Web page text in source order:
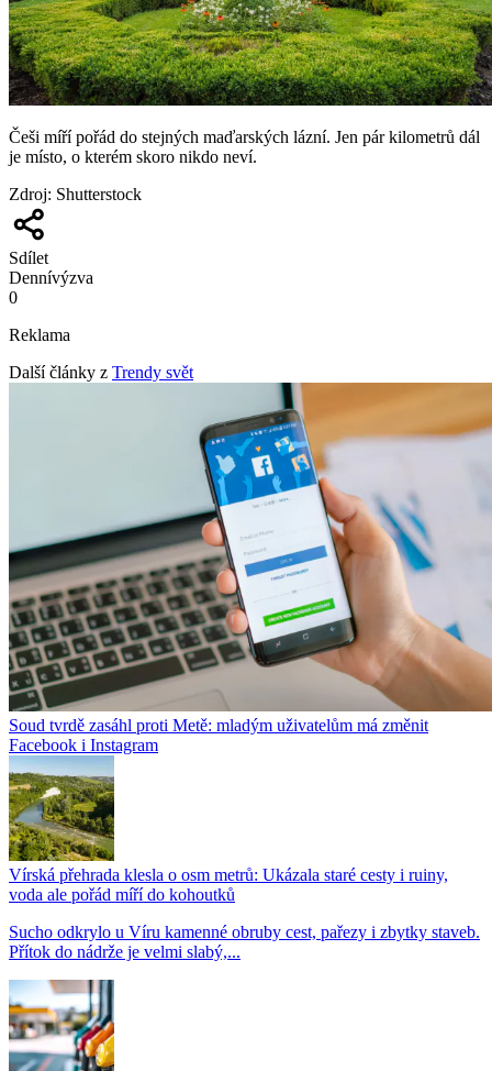
Češi míří pořád do stejných maďarských lázní. Jen pár kilometrů dál
je místo, o kterém skoro nikdo neví.
Zdroj: Shutterstock
Sdílet
Dennívýzva
0
Reklama
Další články z Trendy svět
Soud tvrdě zasáhl proti Metě: mladým uživatelům má změnit
Facebook i Instagram
Vírská přehrada klesla o osm metrů: Ukázala staré cesty i ruiny,
voda ale pořád míří do kohoutků
Sucho odkrylo u Víru kamenné obruby cest, pařezy i zbytky staveb.
Přítok do nádrže je velmi slabý,...